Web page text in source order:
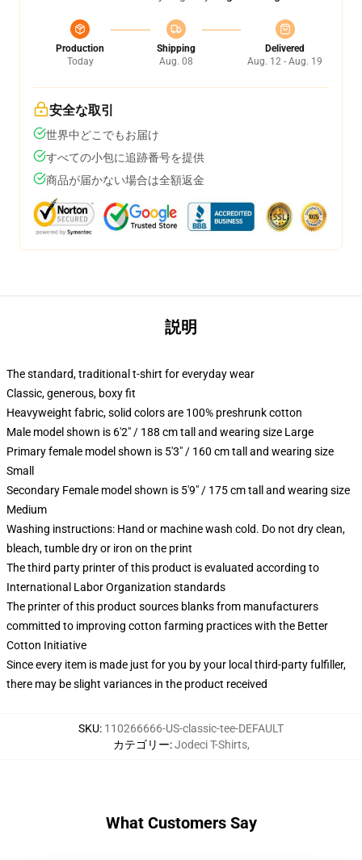
Production
Today
Shipping
Aug. 08
Delivered
Aug. 12 - Aug. 19
安全な取引
世界中どこでもお届け
すべての小包に追跡番号を提供
商品が届かない場合は全額返金
説明
The standard, traditional t-shirt for everyday wear
Classic, generous, boxy fit
Heavyweight fabric, solid colors are 100% preshrunk cotton
Male model shown is 6'2" / 188 cm tall and wearing size Large
Primary female model shown is 5'3" / 160 cm tall and wearing size
Small
Secondary Female model shown is 5'9" / 175 cm tall and wearing size
Medium
Washing instructions: Hand or machine wash cold. Do not dry clean,
bleach, tumble dry or iron on the print
The third party printer of this product is evaluated according to
International Labor Organization standards
The printer of this product sources blanks from manufacturers
committed to improving cotton farming practices with the Better
Cotton Initiative
Since every item is made just for you by your local third-party fulfiller,
there may be slight variances in the product received
SKU: 110266666-US-classic-tee-DEFAULT
カテゴリー:Jodeci T-Shirts,
What Customers Say